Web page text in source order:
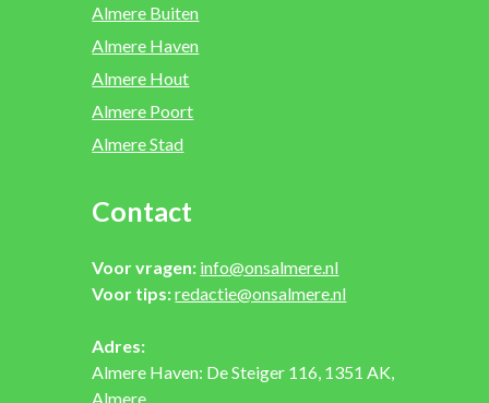
Almere Buiten
Almere Haven
Almere Hout
Almere Poort
Almere Stad
Contact
Voor vragen: info@onsalmere.nl
Voor tips:redactie@onsalmere.nl
Adres:
Almere Haven: De Steiger 116, 1351 AK,
Almere